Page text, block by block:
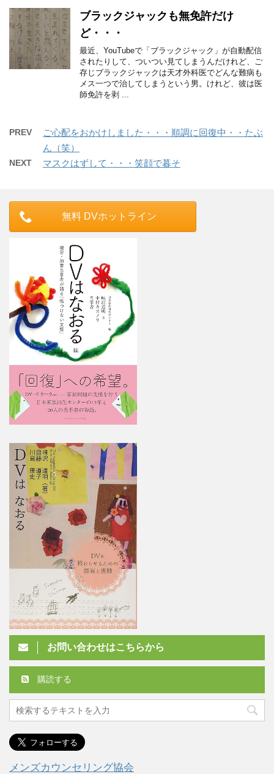
ブラックジャックも無免許だけ
ど・・・
最近、YouTubeで「ブラックジャック」が自動配信
されたりして、ついつい見てしまうんだけれど、ご
存じブラックジャックは天才外科医でどんな難病も
メス一つで治してしまうという男。けれど、彼は医
師免許を剥 ...
PREV
ご心配をおかけしました・・・順調に回復中・・たぶ
ん（笑）
NEXT マスクはずして・・・笑顔で暮そ
無料 DVホットライン
お問い合わせはこちらから
購読する
メンズカウンセリング協会